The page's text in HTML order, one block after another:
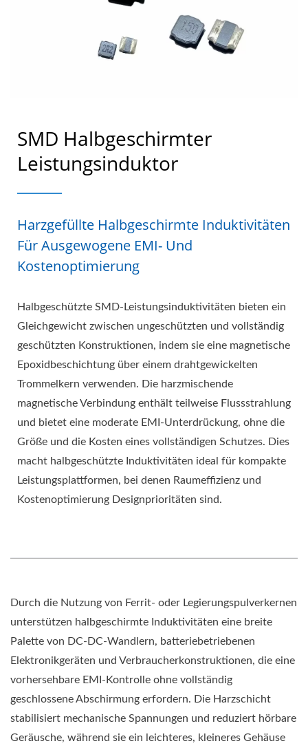
SMD Halbgeschirmter
Leistungsinduktor
Harzgefüllte Halbgeschirmte Induktivitäten
Für Ausgewogene EMI- Und
Kostenoptimierung
Halbgeschützte SMD-Leistungsinduktivitäten bieten ein
Gleichgewicht zwischen ungeschützten und vollständig
geschützten Konstruktionen, indem sie eine magnetische
Epoxidbeschichtung über einem drahtgewickelten
Trommelkern verwenden. Die harzmischende
magnetische Verbindung enthält teilweise Flussstrahlung
und bietet eine moderate EMI-Unterdrückung, ohne die
Größe und die Kosten eines vollständigen Schutzes. Dies
macht halbgeschützte Induktivitäten ideal für kompakte
Leistungsplattformen, bei denen Raumeffizienz und
Kostenoptimierung Designprioritäten sind.
Durch die Nutzung von Ferrit- oder Legierungspulverkernen
unterstützen halbgeschirmte Induktivitäten eine breite
Palette von DC-DC-Wandlern, batteriebetriebenen
Elektronikgeräten und Verbraucherkonstruktionen, die eine
vorhersehbare EMI-Kontrolle ohne vollständig
geschlossene Abschirmung erfordern. Die Harzschicht
stabilisiert mechanische Spannungen und reduziert hörbare
Geräusche, während sie ein leichteres, kleineres Gehäuse